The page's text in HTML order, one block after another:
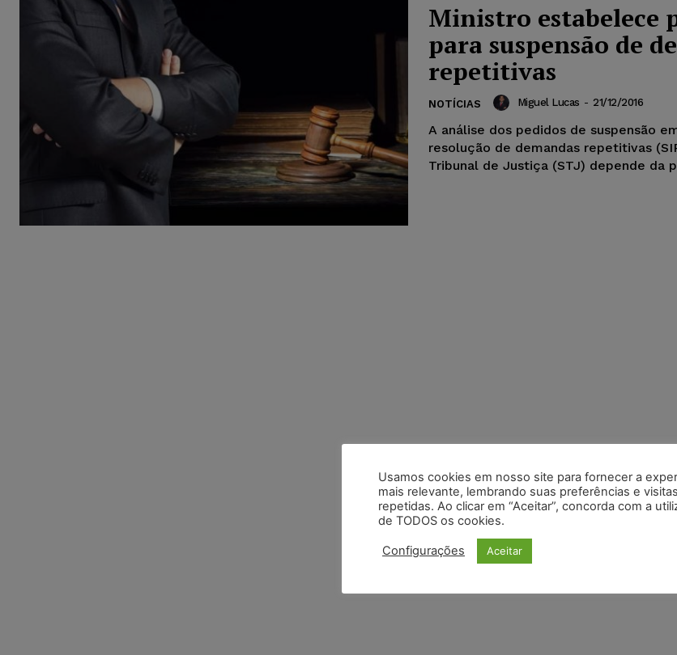
Ministro estabelece
para suspensão de
repetitivas
NOTÍCIAS Miguel Lucas - 21/12/2016
A análise dos pedidos de suspensão
resolução de demandas repetitivas
Tribunal de Justiça (STJ) depende da
Usamos cookies em nosso site para fornecer a
mais relevante, lembrando suas preferências e visitas
repetidas. Ao clicar em “Aceitar”, concorda com a
de TODOS os cookies.
Configurações Aceitar